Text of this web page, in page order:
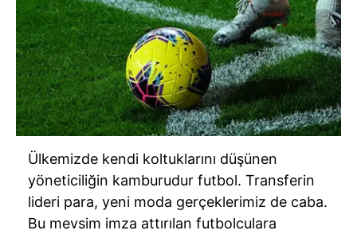
Ülkemizde kendi koltuklarını düşünen
yöneticiliğin kamburudur futbol. Transferin
lideri para, yeni moda gerçeklerimiz de caba.
Bu mevsim imza attırılan futbolculara